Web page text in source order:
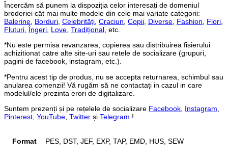
Încercăm să punem la dispoziția celor interesați de domeniul
broderiei cât mai multe modele din cele mai variate categorii:
Balerine Borduri Celebrități Craciun Copii Diverse Fashion Flori
Fluturi Îngeri Love Tradițional , etc.
*Nu este permisa revanzarea, copierea sau distribuirea fisierului
achizitionat catre alte site-uri sau retele de socializare (grupuri,
pagini de facebook, instagram, etc.).
*Pentru acest tip de produs, nu se accepta returnarea, schimbul sau
anularea comenzii! Vă rugăm să ne contactați in cazul in care
modelul/ele prezinta erori de digitalizare.
Suntem prezenți și pe rețelele de socializare Facebook Instagram
Pinterest YouTube Twitter și Telegram !
Format PES, DST, JEF, EXP, TAP, EMD, HUS, SEW